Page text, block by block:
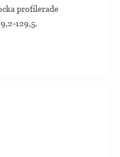
profilerade
129,5.